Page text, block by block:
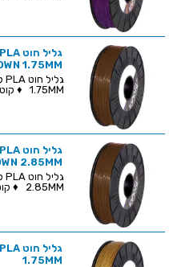
1.75MM
1.75MM ♦ קוטר החוט : 1.75 מ''מ ♦ כמות בגליל...
2.85MM
2.85MM ♦ קוטר החוט : 2.85 מ''מ ♦ כמות בגליל...
1.75MM